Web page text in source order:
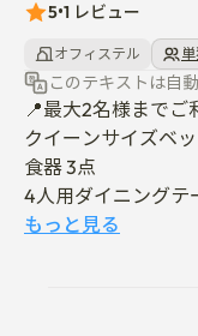
5•1 レビュー
オフィステル
このテキストは自
📍最大2名様までご
クイーンサイズベ
食器 3点
4人用ダイニングテ
suitable）
もっと見る